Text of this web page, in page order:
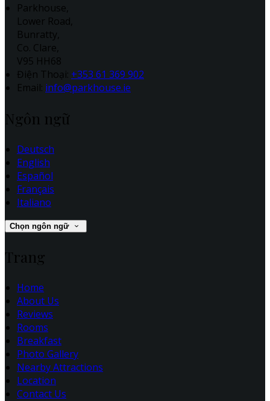
Parkhouse,
Lower Road,
Bunratty,
Co. Clare,
V95 HH68
Điện Thoại: +353 61 369 902
Email: info@parkhouse.ie
Ngôn ngữ
Deutsch
English
Español
Français
Italiano
Chọn ngôn ngữ
Trang
Home
About Us
Reviews
Rooms
Breakfast
Photo Gallery
Nearby Attractions
Location
Contact Us